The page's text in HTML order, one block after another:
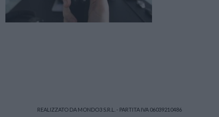
REALIZZATO DA MONDO3 S.R.L. - PARTITA IVA 06039210486